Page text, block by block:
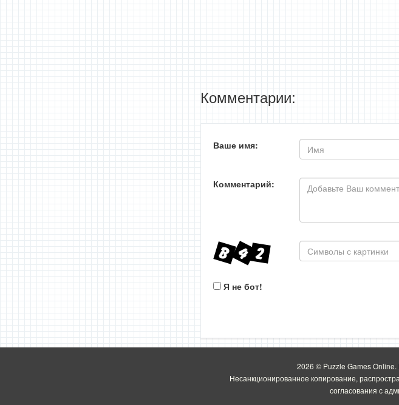
Комментарии:
Ваше имя:
Комментарий:
Я не бот!
2026 © Puzzle Games
Несанкционированное копирование,
согласования с